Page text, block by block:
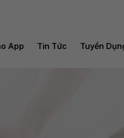
App Tin Tức Tuyển